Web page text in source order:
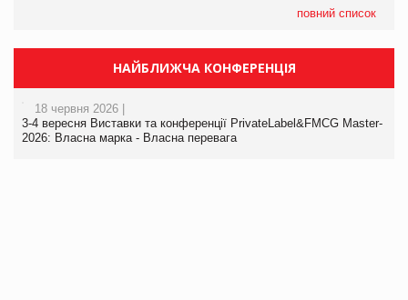
повний список
НАЙБЛИЖЧА КОНФЕРЕНЦІЯ
18 червня 2026 |
3-4 вересня Виставки та конференції PrivateLabel&FMCG Master-
2026: Власна марка - Власна перевага